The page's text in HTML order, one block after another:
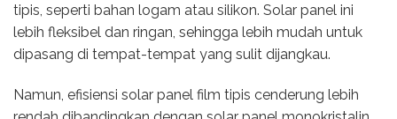
tipis, seperti bahan logam atau silikon. Solar panel ini
lebih fleksibel dan ringan, sehingga lebih mudah untuk
dipasang di tempat-tempat yang sulit dijangkau.
Namun, efisiensi solar panel film tipis cenderung lebih